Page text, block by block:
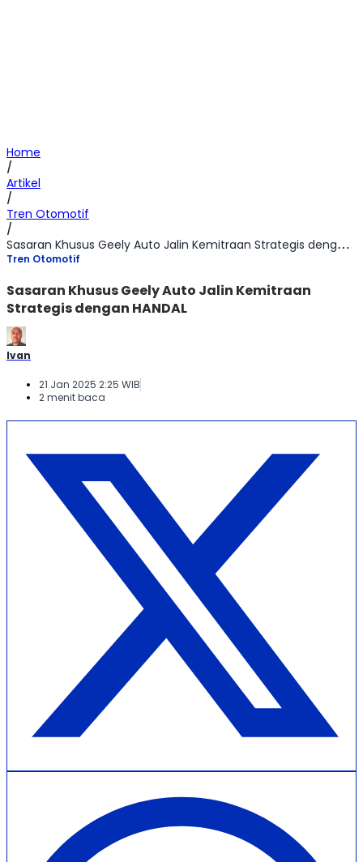
Home
/
Artikel
/
Tren Otomotif
/
Sasaran Khusus Geely Auto Jalin Kemitraan Strategis dengan HANDAL
Tren Otomotif
Sasaran Khusus Geely Auto Jalin Kemitraan
Strategis dengan HANDAL
Ivan
21 Jan 2025 2:25 WIB
2 menit baca